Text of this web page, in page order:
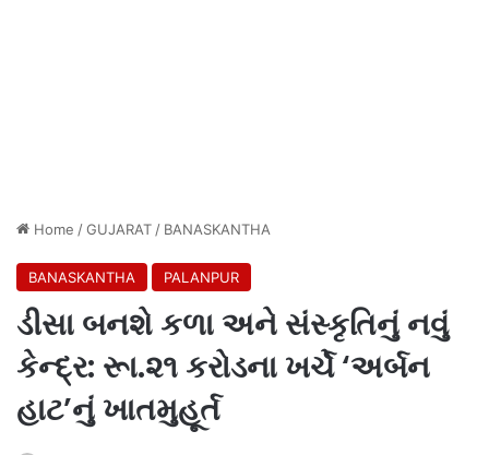
Home /GUJARAT / BANASKANTHA
BANASKANTHA PALANPUR
ડીસા બનશે કળા અને સંસ્કૃતિનું નવું
કેન્દ્ર: રૂા.૨૧ કરોડના ખર્ચે ‘અર્બન
હાટ’નું ખાતમુહૂર્ત